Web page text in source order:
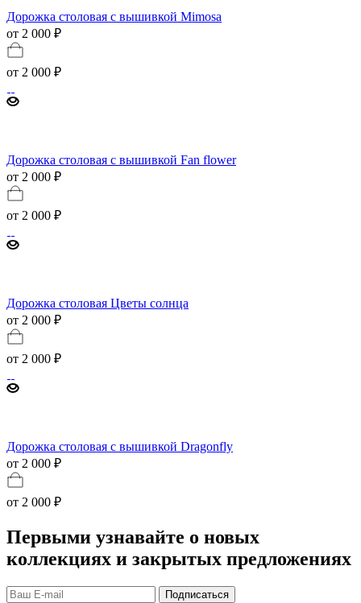
Дорожка столовая с вышивкой Mimosa
от 2 000 ₽
от 2 000 ₽
Дорожка столовая с вышивкой Fan flower
от 2 000 ₽
от 2 000 ₽
Дорожка столовая Цветы солнца
от 2 000 ₽
от 2 000 ₽
Дорожка столовая с вышивкой Dragonfly
от 2 000 ₽
от 2 000 ₽
Первыми узнавайте о новых
коллекциях и закрытых предложениях
Подписаться